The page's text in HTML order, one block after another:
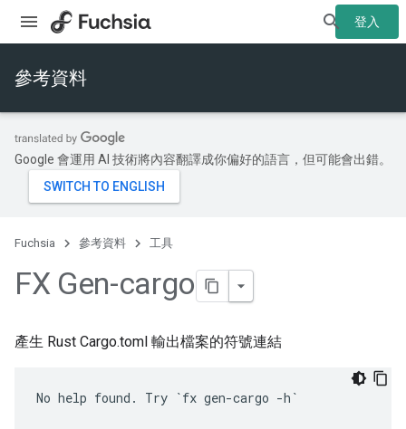
登入
參考資料
Google 會運用 AI 技術將內容翻譯成你偏好的語言，但可能會出錯。
Fuchsia 參考資料 工具
FX Gen-cargo
產生 Rust Cargo.toml 輸出檔案的符號連結